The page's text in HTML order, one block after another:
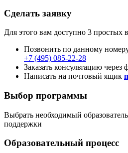
Сделать заявку
Для этого вам доступно 3 простых
Позвонить по данному
+7 (495) 085-22-28
Заказать консультацию
Написать на почтовый ящик
Выбор программы
Выбрать необходимый
поддержки
Образовательный процесс